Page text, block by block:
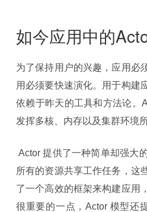
如今应用中的
为了保持用户的兴趣，应用必
用必须要快速演化。用于构建
依赖于昨天的工具和方法论。
发挥多核、内存以及集群环境
Actor 提供了一种简单却强大的模型，通过该模型设计和实现的应用可以分布式的，并且能够跨系统中
所有的资源共享工作任务，这
了一个高效的框架来构建应用
很重要的一点，Actor 模型还